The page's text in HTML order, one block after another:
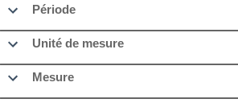
Période
Unité de mesure
Mesure